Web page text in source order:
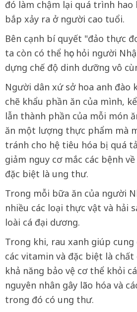
đó làm chậm lại quá trình
bắp xảy ra ở người cao tuổi.
Bên cạnh bí quyết "đảo thực
ta còn có thể học hỏi người
dựng chế độ dinh dưỡng vô
Người dân xứ sở hoa anh đào
chẽ khẩu phần ăn của mình,
lẫn thành phần của mỗi món
ăn một lượng thực phẩm mà
tránh cho hệ tiêu hóa bị quá
giảm nguy cơ mắc các bệnh
đặc biệt là ung thư.
Trong mỗi bữa ăn của người
nhiều các loại thực vật và hải
loài cá đại dương.
Trong khi, rau xanh giúp
các vitamin và đặc biệt là chất
khả năng bảo vệ cơ thể khỏi
nguyên nhân gây lão hóa và
trong đó có ung thư.